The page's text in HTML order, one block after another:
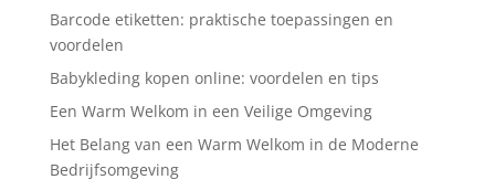
Barcode etiketten: praktische toepassingen en
voordelen
Babykleding kopen online: voordelen en tips
Een Warm Welkom in een Veilige Omgeving
Het Belang van een Warm Welkom in de Moderne
Bedrijfsomgeving